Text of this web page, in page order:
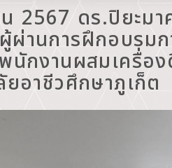
2567 ดร.ปิยะม
ผ่านการฝึกอบรม
นักงานผสมเครื่
อาชีวศึกษาภูเก็ต